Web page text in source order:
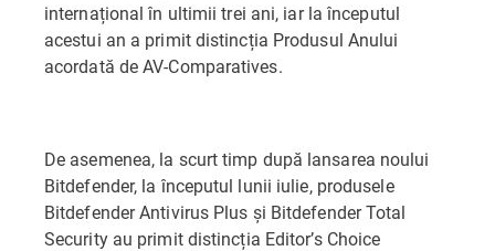
internațional în ultimii trei ani, iar la începutul
acestui an a primit distincția Produsul Anului
acordată de AV-Comparatives.
De asemenea, la scurt timp după lansarea noului
Bitdefender, la începutul lunii iulie, produsele
Bitdefender Antivirus Plus și Bitdefender Total
Security au primit distincția Editor’s Choice